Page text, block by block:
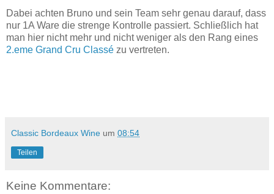
Dabei achten Bruno und sein Team sehr genau darauf, dass
nur 1A Ware die strenge Kontrolle passiert. Schließlich hat
man hier nicht mehr und nicht weniger als den Rang eines
2.eme Grand Cru Classé zu vertreten.
Classic Bordeaux Wine um 08:54
Teilen
Keine Kommentare: